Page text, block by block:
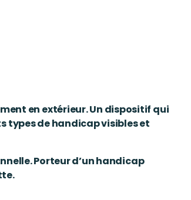
en extérieur. Un dispositif qui
types de handicap visibles et
Porteur d’un handicap